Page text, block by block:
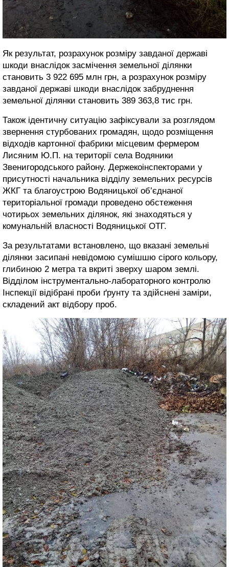
Як результат, розрахунок розміру завданої державі
шкоди внаслідок засмічення земельної ділянки
становить 3 922 695 млн грн, а розрахунок розміру
завданої державі шкоди внаслідок забруднення
земельної ділянки становить 389 363,8 тис грн.
Також ідентичну ситуацію зафіксували за розглядом
звернення стурбованих громадян, щодо розміщення
відходів картонної фабрики місцевим фермером
Лисяним Ю.П. на території села Водяники
Звенигородського району. Держекоінспекторами у
присутності начальника відділу земельних ресурсів
ЖКГ та благоустрою Водяницької об’єднаної
територіальної громади проведено обстеження
чотирьох земельних ділянок, які знаходяться у
комунальній власності Водяницької ОТГ.
За результатами встановлено, що вказані земельні
ділянки засипані невідомою сумішшю сірого кольору,
глибиною 2 метра та вкриті зверху шаром землі.
Відділом інструментально-лабораторного контролю
Інспекції відібрані проби ґрунту та здійснені заміри,
складений акт відбору проб.